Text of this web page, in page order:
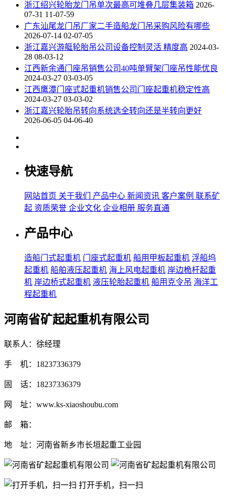
浙江绍兴轮胎龙门吊单次最高可堆叠几层集装箱 2026-
07-31 11-07-59
广东汕尾龙门吊厂家二手造船龙门吊采购风险有哪些
2026-07-14 02-07-05
浙江嘉兴游艇轮胎吊公司设备控制灵活 精度高 2024-03-
28 08-03-12
江西新余通门座吊销售公司40吨单臂架门座吊性能优良
2024-03-27 03-03-05
江西鹰潭门座式起重机销售公司门座起重机稳定性高
2024-03-27 03-03-02
浙江嘉兴轮胎吊转向系统选全转向还是半转向更好
2026-06-05 04-06-40
快速导航
网站首页 关于我们 产品中心 新闻资讯 客户案例 联系矿
起 资质荣誉 企业文化 企业相册 服务直通
产品中心
造船门式起重机 门座式起重机 船用甲板起重机 浮船坞
起重机 船舶液压起重机 海上风电起重机 岸边桅杆起重
机 岸边桥式起重机 液压轮胎起重机 船用克令吊 海洋工
程起重机
河南省矿起起重机有限公司
联系人：徐经理
手 机：18237336379
固 话：18237336379
网 址：www.ks-xiaoshoubu.com
邮 箱：
地 址：河南省新乡市长垣起重工业园
打开手机，扫一扫